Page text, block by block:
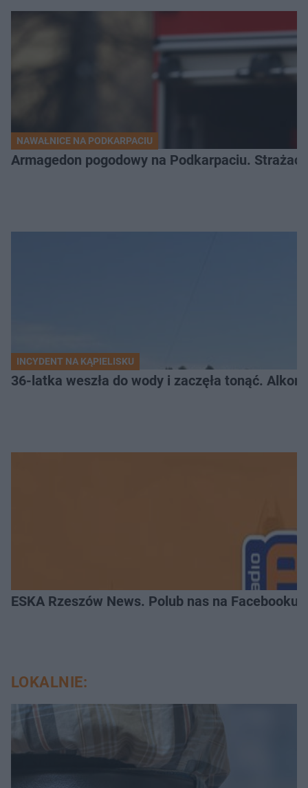
NAWAŁNICE NA PODKARPACIU
Armagedon pogodowy na Podkarpaciu.
INCYDENT NA KĄPIELISKU
36-latka weszła do wody i zaczęła tonąć.
ESKA Rzeszów News. Polub nas na Facebooku!
LOKALNIE: